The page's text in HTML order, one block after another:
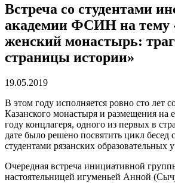
Встреча со студентами
академии ФСИН на тему
женский монастырь:
страницы истории»
19.05.2019
В этом году исполняется ровно сто лет
Казанского монастыря и размещения на
году концлагеря, одного из первых в
дате было решено посвятить цикл бесед
студентами рязанских образовательных
Очередная встреча инициативной
настоятельницей игуменьей Анной